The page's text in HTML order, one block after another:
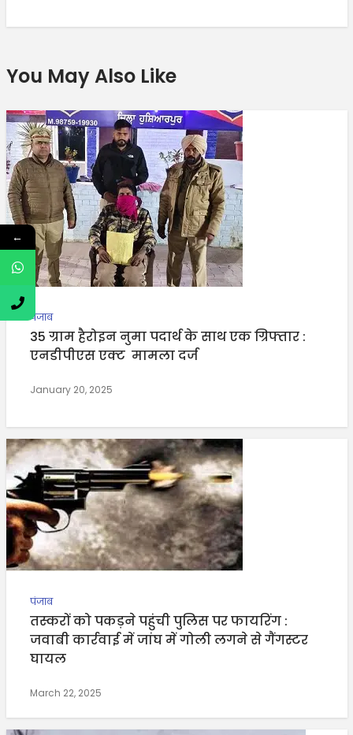
You May Also Like
पंजाब
35 ग्राम हैरोइन नुमा पदार्थ के साथ एक ग्रिफ्तार :
एनडीपीएस एक्ट मामला दर्ज
January 20, 2025
पंजाब
तस्करों को पकड़ने पहुंची पुलिस पर फायरिंग :
जवाबी कार्रवाई में जांघ में गोली लगने से गैंगस्टर
घायल
March 22, 2025
←